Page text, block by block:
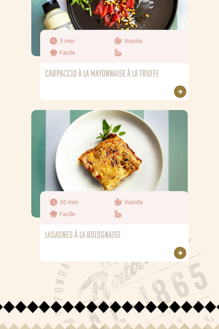
5 min
Viande
Facile
CARPACCIO À LA MAYONNAISE À LA TRUFFE
30 min
Viande
Facile
LASAGNES Á LA BOLOGNAISE